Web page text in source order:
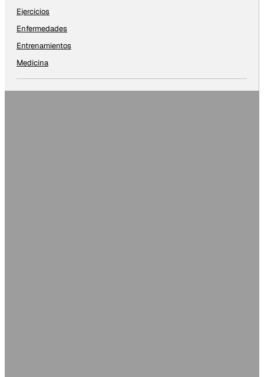
Ejercicios
Enfermedades
Entrenamientos
Medicina